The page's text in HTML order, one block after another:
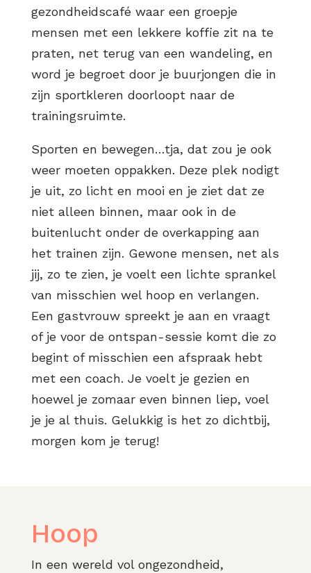
gezondheidscafé waar een groepje
mensen met een lekkere koffie zit na te
praten, net terug van een wandeling, en
word je begroet door je buurjongen die in
zijn sportkleren doorloopt naar de
trainingsruimte.
Sporten en bewegen…tja, dat zou je ook
weer moeten oppakken. Deze plek nodigt
je uit, zo licht en mooi en je ziet dat ze
niet alleen binnen, maar ook in de
buitenlucht onder de overkapping aan
het trainen zijn. Gewone mensen, net als
jij, zo te zien, je voelt een lichte sprankel
van misschien wel hoop en verlangen.
Een gastvrouw spreekt je aan en vraagt
of je voor de ontspan-sessie komt die zo
begint of misschien een afspraak hebt
met een coach. Je voelt je gezien en
hoewel je zomaar even binnen liep, voel
je je al thuis. Gelukkig is het zo dichtbij,
morgen kom je terug!
Hoop
In een wereld vol ongezondheid,